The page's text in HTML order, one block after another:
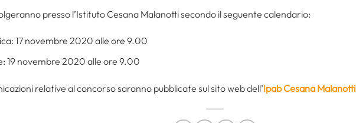
presso l’Istituto Cesana Malanotti secondo il seguente calendario:
17 novembre 2020 alle ore 9.00
19 novembre 2020 alle ore 9.00
relative al concorso saranno pubblicate sul sito web dell’Ipab Cesana Malanotti